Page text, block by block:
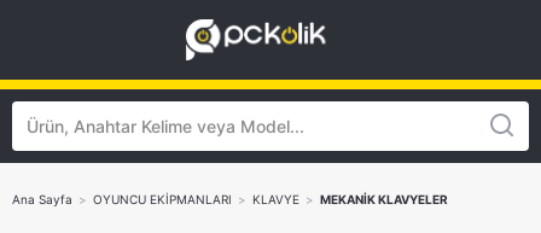
Ana Sayfa > OYUNCU EKİPMANLARI > KLAVYE > MEKANİK KLAVYELER